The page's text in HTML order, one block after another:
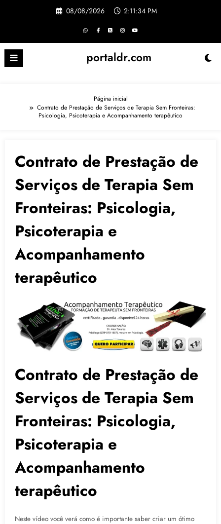
08/08/2026 2:11:34 PM
portaldr.com
Página inicial
Contrato de Prestação de Serviços de Terapia Sem Fronteiras:
Psicologia, Psicoterapia e Acompanhamento terapêutico
Contrato de Prestação de
Serviços de Terapia Sem
Fronteiras: Psicologia,
Psicoterapia e
Acompanhamento
terapêutico
Contrato de Prestação de
Serviços de Terapia Sem
Fronteiras: Psicologia,
Psicoterapia e
Acompanhamento
terapêutico
Neste vídeo você verá como é importante saber criar um ótimo